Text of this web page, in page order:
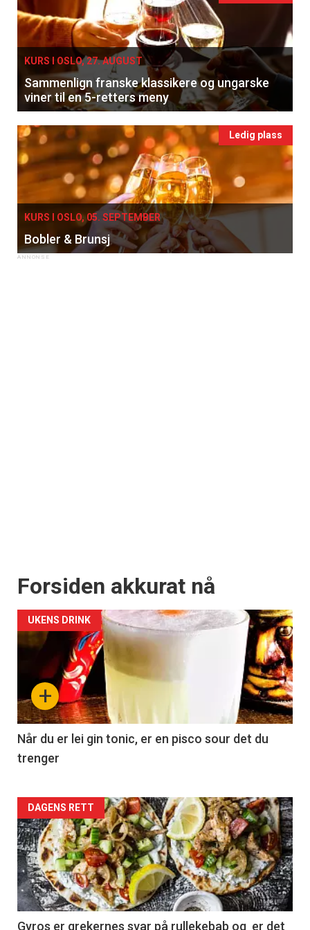
KURS I OSLO, 27. AUGUST
Sammenlign franske klassikere og ungarske
viner til en 5-retters meny
Ledig plass
KURS I OSLO, 05. SEPTEMBER
Bobler & Brunsj
Forsiden akkurat nå
+
UKENS DRINK
Når du er lei gin tonic, er en pisco sour det du
trenger
Forsiden
akkurat
nå
-
DAGENS RETT
Gyros er grekernes svar på rullekebab og er det